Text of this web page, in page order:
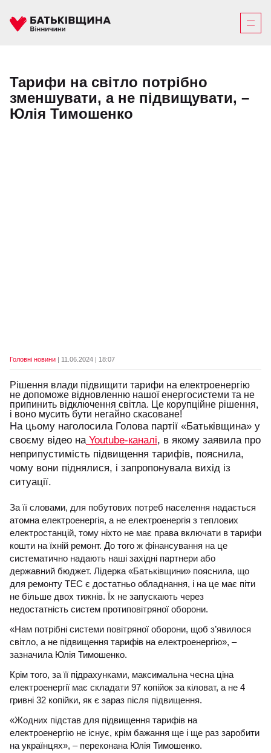
Тарифи на світло потрібно
зменшувати, а не підвищувати, –
Юлія Тимошенко
Головні новини | 11.06.2024 | 18:07
Рішення влади підвищити тарифи на електроенергію
не допоможе відновленню нашої енергосистеми та не
припинить відключення світла. Це корупційне рішення,
і воно мусить бути негайно скасоване!
На цьому наголосила Голова партії «Батьківщина» у
своєму відео наYoutube-каналі, в якому заявила про
неприпустимість підвищення тарифів, пояснила,
чому вони піднялися, і запропонувала вихід із
ситуації.
За її словами, для побутових потреб населення надається
атомна електроенергія, а не електроенергія з теплових
електростанцій, тому ніхто не має права включати в тарифи
кошти на їхній ремонт. До того ж фінансування на це
систематично надають наші західні партнери або
державний бюджет. Лідерка «Батьківщини» пояснила, що
для ремонту ТЕС є достатньо обладнання, і на це має піти
не більше двох тижнів. Їх не запускають через
недостатність систем протиповітряної оборони.
«Нам потрібні системи повітряної оборони, щоб з’явилося
світло, а не підвищення тарифів на електроенергію», –
зазначила Юлія Тимошенко.
Крім того, за її підрахунками, максимальна чесна ціна
електроенергії має складати 97 копійок за кіловат, а не 4
гривні 32 копійки, як є зараз після підвищення.
«Жодних підстав для підвищення тарифів на
електроенергію не існує, крім бажання ще і ще раз заробити
на українцях», – переконана Юлія Тимошенко.